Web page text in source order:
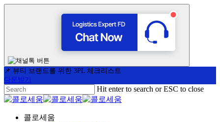
📌 뷰티 브랜드를 위한 3PL 체크리스트
다운받기
Skip
to
main
content
Hit enter to search or ESC to close
Close
Menu
콜로세움